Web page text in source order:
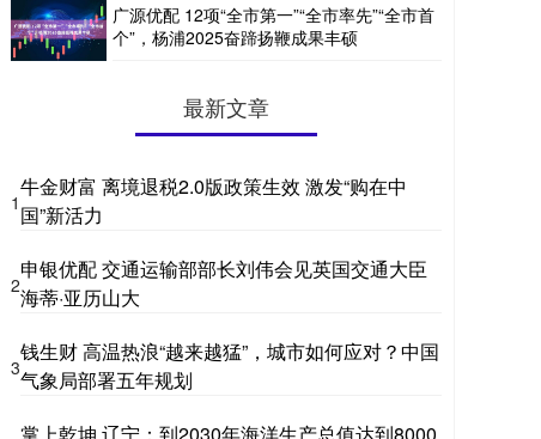
广源优配 12项“全市第一”“全市率先”“全市首
个”，杨浦2025奋蹄扬鞭成果丰硕
最新文章
1
牛金财富 离境退税2.0版政策生效 激发“购在中
国”新活力
2
申银优配 交通运输部部长刘伟会见英国交通大臣
海蒂·亚历山大
3
钱生财 高温热浪“越来越猛”，城市如何应对？中国
气象局部署五年规划